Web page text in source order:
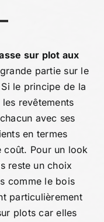
sur plot aux
partie sur le
le principe de la
revêtements
avec ses
en termes
coût. Pour un look
reste un choix
comme le bois
particulièrement
plots car elles